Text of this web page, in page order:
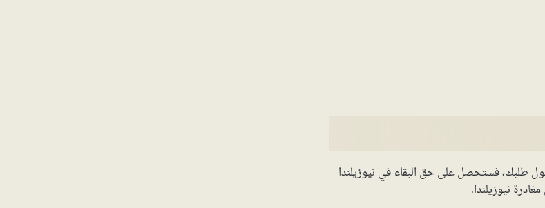
طلبك، فستحصل على حق البقاء في نيوزيلندا
نيوزيلندا.